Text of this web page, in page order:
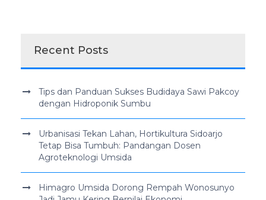
Recent Posts
Tips dan Panduan Sukses Budidaya Sawi Pakcoy
dengan Hidroponik Sumbu
Urbanisasi Tekan Lahan, Hortikultura Sidoarjo
Tetap Bisa Tumbuh: Pandangan Dosen
Agroteknologi Umsida
Himagro Umsida Dorong Rempah Wonosunyo